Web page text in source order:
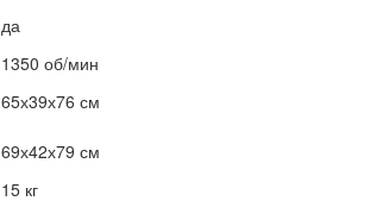
да
1350 об/мин
65х39х76 см
69х42х79 см
15 кг